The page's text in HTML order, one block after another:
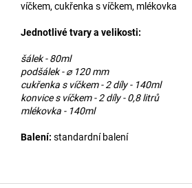
víčkem, cukřenka s víčkem, mlékovka
Jednotlivé tvary a velikosti:
šálek - 80ml
podšálek - ⌀ 120 mm
cukřenka s víčkem - 2 díly - 140ml
konvice s víčkem - 2 díly - 0,8 litrů
mlékovka - 140ml
Balení: standardní balení